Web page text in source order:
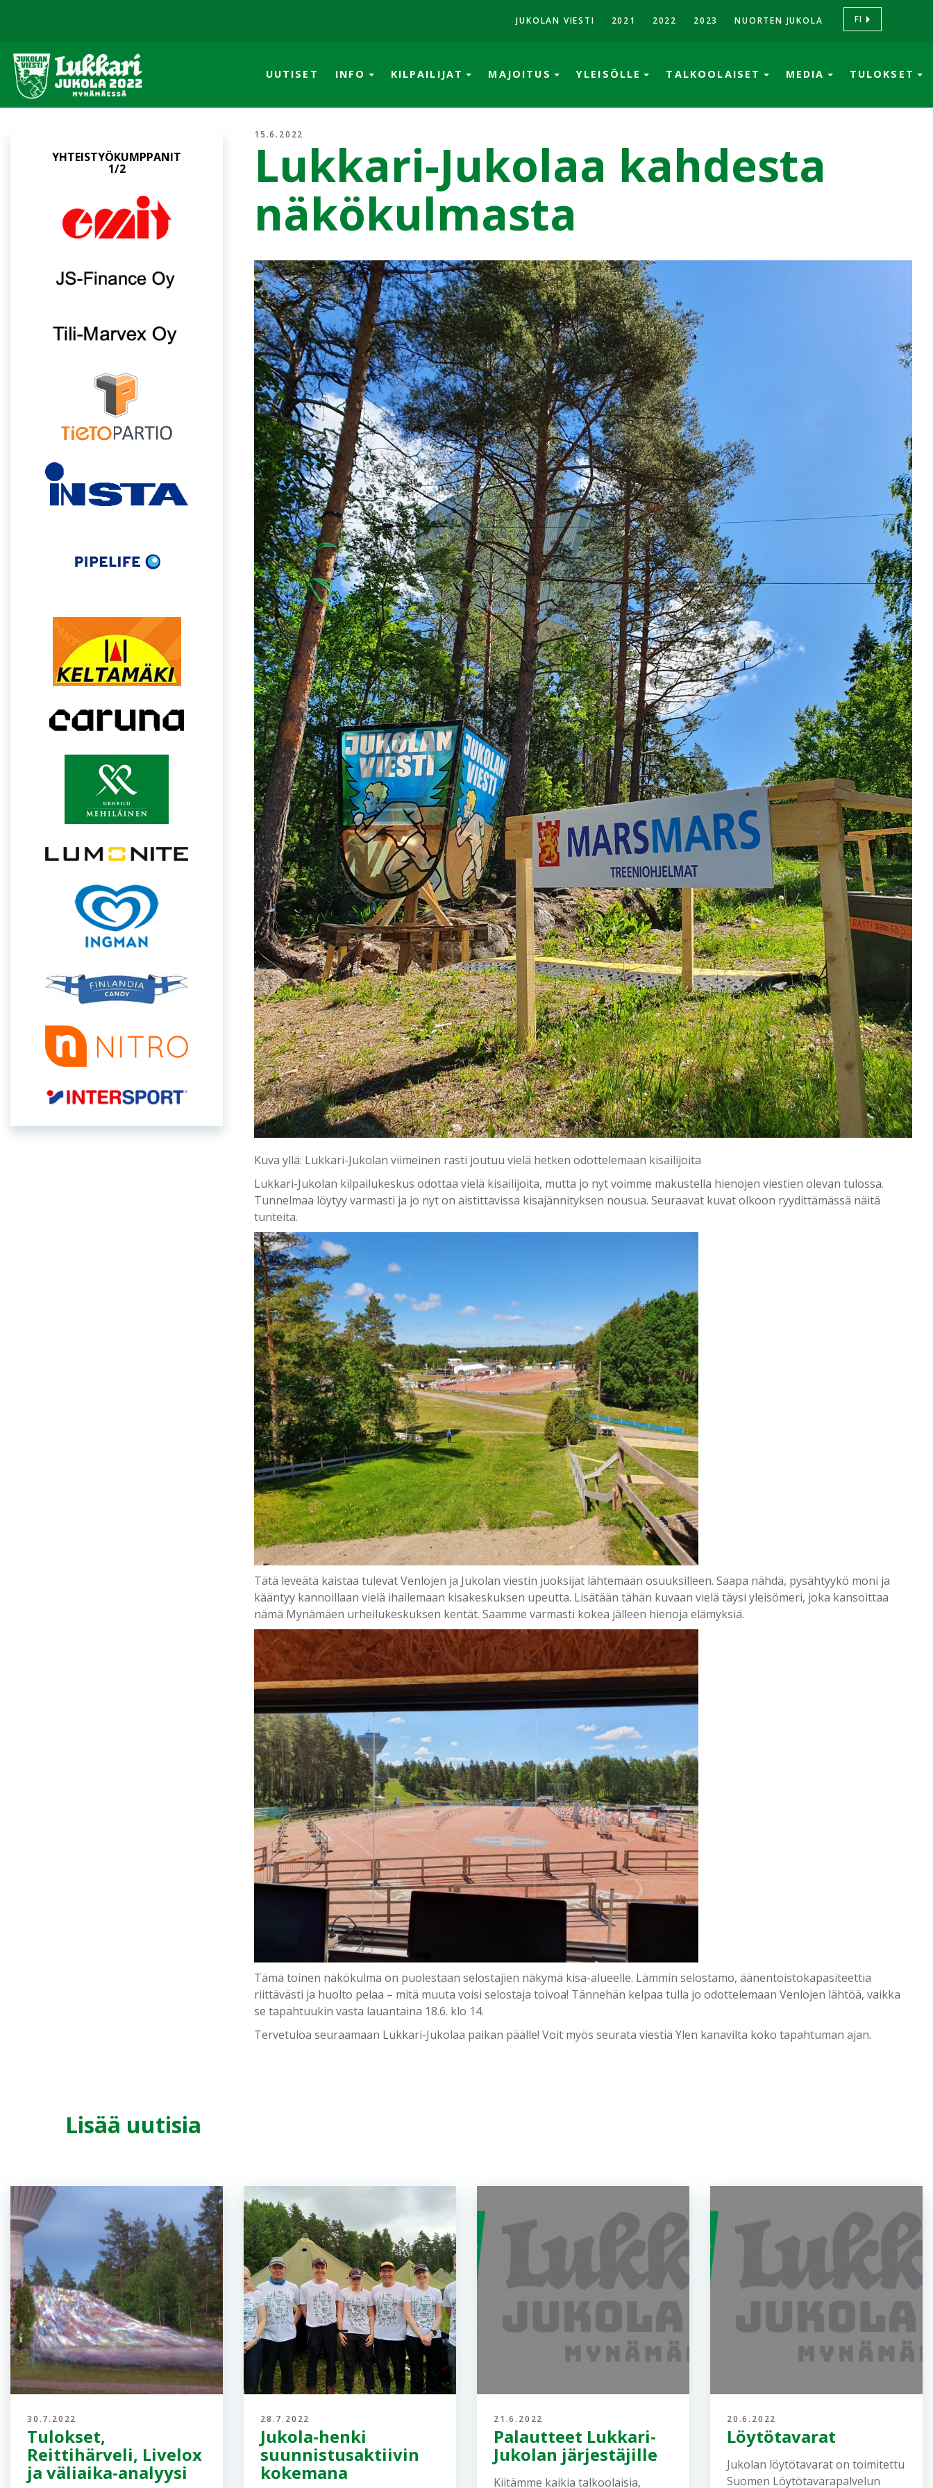
JUKOLAN VIESTI 2021 2022 2023 NUORTEN JUKOLA FI
UUTISET INFO KILPAILIJAT MAJOITUS YLEISÖLLE TALKOOLAISET MEDIA TULOKSET
15.6.2022
Lukkari-Jukolaa kahdesta
näkökulmasta
Kuva yllä: Lukkari-Jukolan viimeinen rasti joutuu vielä hetken odottelemaan kisailijoita
Lukkari-Jukolan kilpailukeskus odottaa vielä kisailijoita, mutta jo nyt voimme makustella hienojen viestien olevan tulossa.
Tunnelmaa löytyy varmasti ja jo nyt on aistittavissa kisajännityksen nousua. Seuraavat kuvat olkoon ryydittämässä näitä
tunteita.
Tätä leveätä kaistaa tulevat Venlojen ja Jukolan viestin juoksijat lähtemään osuuksilleen. Saapa nähdä, pysähtyykö moni ja
kääntyy kannoillaan vielä ihailemaan kisakeskuksen upeutta. Lisätään tähän kuvaan vielä täysi yleisömeri, joka kansoittaa
nämä Mynämäen urheilukeskuksen kentät. Saamme varmasti kokea jälleen hienoja elämyksiä.
Tämä toinen näkökulma on puolestaan selostajien näkymä kisa-alueelle. Lämmin selostamo, äänentoistokapasiteettia
riittävästi ja huolto pelaa – mitä muuta voisi selostaja toivoa! Tännehän kelpaa tulla jo odottelemaan Venlojen lähtöä, vaikka
se tapahtuukin vasta lauantaina 18.6. klo 14.
Tervetuloa seuraamaan Lukkari-Jukolaa paikan päälle! Voit myös seurata viestiä Ylen kanavilta koko tapahtuman ajan.
YHTEISTYÖKUMPPANIT
2/2
Lisää uutisia
30.7.2022
Tulokset,
Reittihärveli, Livelox
ja väliaika-analyysi
28.7.2022
Jukola-henki
suunnistusaktiivin
kokemana
21.6.2022
Palautteet Lukkari-
Jukolan järjestäjille
Kiitämme kaikia talkoolaisia,
20.6.2022
Löytötavarat
Jukolan löytötavarat on toimitettu
Suomen Löytötavarapalvelun